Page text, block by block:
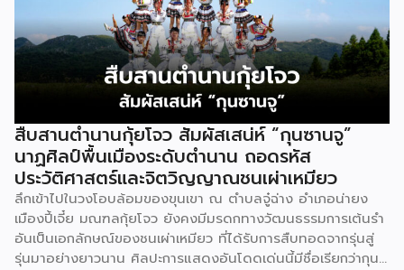
สืบสานตำนานกุ้ยโจว สัมผัสเสน่ห์ “กุนซานจู”
นาฏศิลป์พื้นเมืองระดับตำนาน ถอดรหัส
ประวัติศาสตร์และจิตวิญญาณชนเผ่าเหมียว
ลึกเข้าไปในวงโอบล้อมของขุนเขา ณ ตำบลจู๋ฉ่าง อำเภอน่ายง
เมืองปี้เจี๋ย มณฑลกุ้ยโจว ยังคงมีมรดกทางวัฒนธรรมการเต้นรำ
อันเป็นเอกลักษณ์ของชนเผ่าเหมียว ที่ได้รับการสืบทอดจากรุ่นสู่
รุ่นมาอย่างยาวนาน ศิลปะการแสดงอันโดดเด่นนี้มีชื่อเรียกว่ากุน